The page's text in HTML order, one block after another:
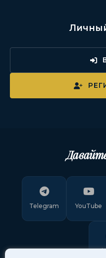
Telegram YouTube